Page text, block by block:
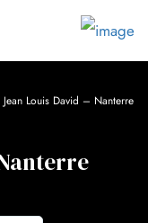
Jean Louis David – Nanterre